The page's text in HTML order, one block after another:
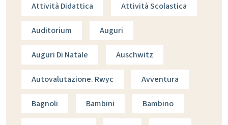
Attività Didattica Attività Scolastica
Auditorium Auguri
Auguri Di Natale Auschwitz
Autovalutazione. Rwyc Avventura
Bagnoli Bambini Bambino